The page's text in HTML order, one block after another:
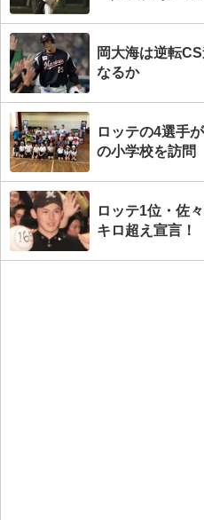
岡大海は逆転
なるか
ロッテの4選手
の小学校を訪問
ロッテ1位・佐
キロ超え宣言！